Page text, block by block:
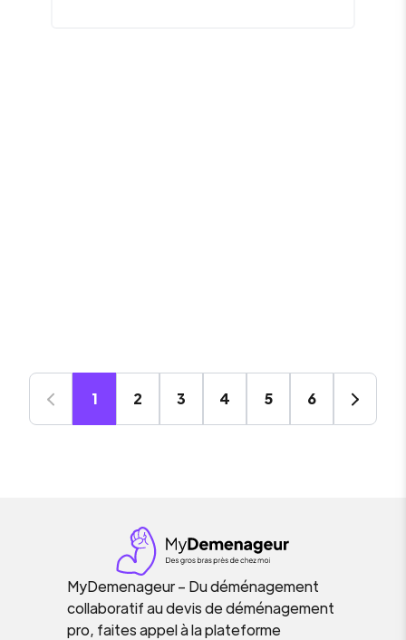
1 2 3 4 5 6
MyDemenageur – Du déménagement
collaboratif au devis de déménagement
pro, faites appel à la plateforme